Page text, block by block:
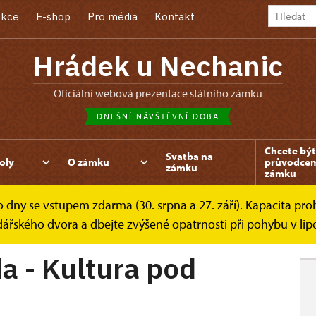
E-shop Pro média Kontakt
Hrádek u Nechanic
oficiální webová prezentace státního zámku
DNEŠNÍ NÁVŠTĚVNÍ DOBA
O zámku
Svatba na
zámku
Chcete být
zámku
dny se vstupem zdarma (30. srpna a 27. září). Kapacita
dvora a dbejte zvýšené opatrnosti při pohybu v
- Kultura pod...
- Kultura pod